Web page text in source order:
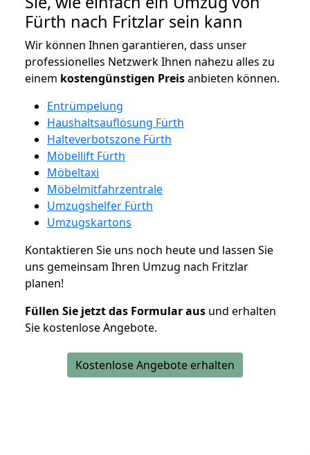
Fürth nach Fritzlar sein kann
Wir können Ihnen garantieren, dass unser
professionelles Netzwerk Ihnen nahezu alles zu
einem kostengünstigen Preisanbieten können.
Entrümpelung
Haushaltsauflösung Fürth
Halteverbotszone Fürth
Möbellift Fürth
Möbeltaxi
Möbelmitfahrzentrale
Umzugshelfer Fürth
Umzugskartons
Kontaktieren Sie uns noch heute und lassen Sie
uns gemeinsam Ihren Umzug nach Fritzlar
planen!
Füllen Sie jetzt das Formular aus und erhalten
Sie kostenlose Angebote.
Kostenlose Angebote erhalten